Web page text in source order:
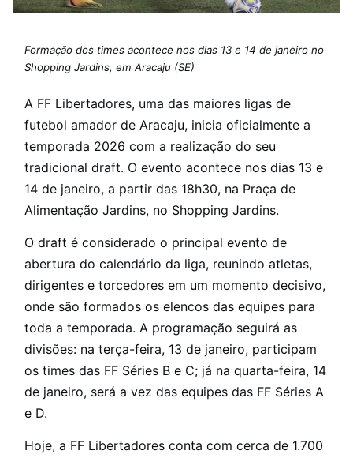
Formação dos times acontece nos dias 13 e 14 de janeiro no
Shopping Jardins, em Aracaju (SE)
A FF Libertadores, uma das maiores ligas de
futebol amador de Aracaju, inicia oficialmente a
temporada 2026 com a realização do seu
tradicional draft. O evento acontece nos dias 13 e
14 de janeiro, a partir das 18h30, na Praça de
Alimentação Jardins, no Shopping Jardins.
O draft é considerado o principal evento de
abertura do calendário da liga, reunindo atletas,
dirigentes e torcedores em um momento decisivo,
onde são formados os elencos das equipes para
toda a temporada. A programação seguirá as
divisões: na terça-feira, 13 de janeiro, participam
os times das FF Séries B e C; já na quarta-feira, 14
de janeiro, será a vez das equipes das FF Séries A
e D.
Hoje, a FF Libertadores conta com cerca de 1.700